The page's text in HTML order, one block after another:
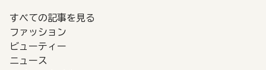
すべての記事を見る
ファッション
ビューティー
ニュース